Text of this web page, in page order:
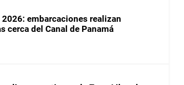
2026: embarcaciones realizan
cerca del Canal de Panamá